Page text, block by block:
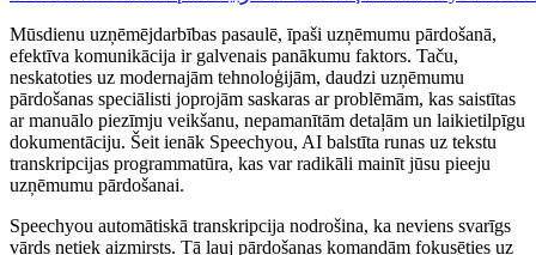
Mūsdienu uzņēmējdarbības pasaulē, īpaši uzņēmumu pārdošanā,
efektīva komunikācija ir galvenais panākumu faktors. Taču,
neskatoties uz modernajām tehnoloģijām, daudzi uzņēmumu
pārdošanas speciālisti joprojām saskaras ar problēmām, kas saistītas
ar manuālo piezīmju veikšanu, nepamanītām detaļām un laikietilpīgu
dokumentāciju. Šeit ienāk Speechyou, AI balstīta runas uz tekstu
transkripcijas programmatūra, kas var radikāli mainīt jūsu pieeju
uzņēmumu pārdošanai.
Speechyou automātiskā transkripcija nodrošina, ka neviens svarīgs
vārds netiek aizmirsts. Tā ļauj pārdošanas komandām fokusēties uz